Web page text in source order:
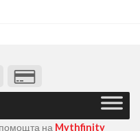
на Mythfinity